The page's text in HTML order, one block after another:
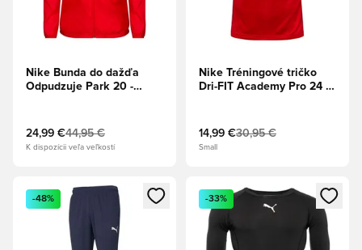
Nike Bunda do dažďa
Odpudzuje Park 20 -
24,99 €44,95 €
K dispozícii veľa veľkostí
Nike Tréningové tričko
Dri-FIT Academy Pro 24 -
14,99 €30,95 €
Small
Otvorí modál na prihlásenie alebo registráciu ako člen
-48%
Otvorí modál na prihlásenie
-33%